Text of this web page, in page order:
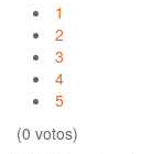
1
2
3
4
5
(0 votos)